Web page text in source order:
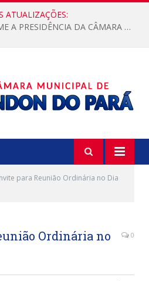
ATUALIZAÇÕES:
VEREADORA KEILA ASSUME A PRESIDÊNCIA DA CÂMARA MUNICIPAL.
para Reunião Ordinária no Dia
Ordinária no
0